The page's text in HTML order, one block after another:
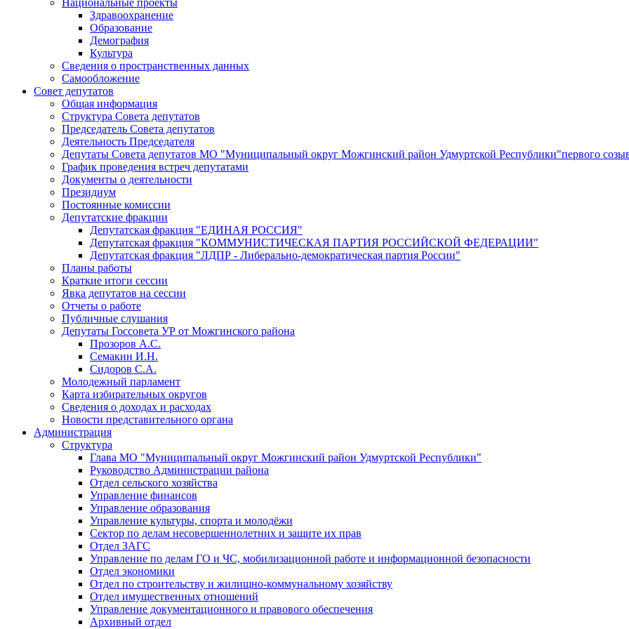
Здравоохранение
Образование
Демография
Культура
Сведения о пространственных данных
Самообложение
Совет депутатов
Общая информация
Структура Совета депутатов
Председатель Совета депутатов
Деятельность Председателя
Депутаты Совета депутатов МО "Муниципальный округ Можгинский район Удмуртской Республики"первого
График проведения встреч депутатами
Документы о деятельности
Президиум
Постоянные комиссии
Депутатские фракции
Депутатская фракция "ЕДИНАЯ РОССИЯ"
Депутатская фракция "КОММУНИСТИЧЕСКАЯ ПАРТИЯ РОССИЙСКОЙ ФЕДЕРАЦИИ"
Депутатская фракция "ЛДПР - Либерально-демократическая партия России"
Планы работы
Краткие итоги сессии
Явка депутатов на сессии
Отчеты о работе
Публичные слушания
Депутаты Госсовета УР от Можгинского района
Прозоров А.С.
Семакин И.Н.
Сидоров С.А.
Молодежный парламент
Карта избирательных округов
Сведения о доходах и расходах
Новости представительного органа
Администрация
Структура
Глава МО "Муниципальный округ Можгинский район Удмуртской Республики"
Руководство Администрации района
Отдел сельского хозяйства
Управление финансов
Управление образования
Управление культуры, спорта и молодёжи
Сектор по делам несовершеннолетних и защите их прав
Отдел ЗАГС
Управление по делам ГО и ЧС, мобилизационной работе и информационной безопасности
Отдел экономики
Отдел по строительству и жилищно-коммунальному хозяйству
Отдел имущественных отношений
Управление документационного и правового обеспечения
Архивный отдел